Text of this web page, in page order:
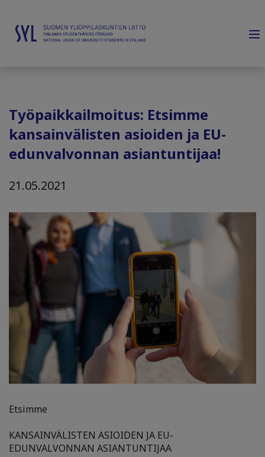
Työpaikkailmoitus: Etsimme
kansainvälisten asioiden ja EU-
edunvalvonnan asiantuntijaa!
21.05.2021
Etsimme
KANSAINVÄLISTEN ASIOIDEN JA EU-
EDUNVALVONNAN ASIANTUNTIJAA